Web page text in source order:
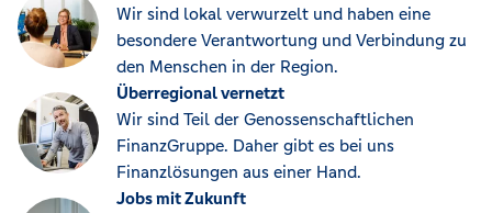
Wir sind lokal verwurzelt und haben eine
besondere Verantwortung und Verbindung zu
den Menschen in der Region.
Überregional vernetzt
Wir sind Teil der Genossenschaftlichen
FinanzGruppe. Daher gibt es bei uns
Finanzlösungen aus einer Hand.
Jobs mit Zukunft